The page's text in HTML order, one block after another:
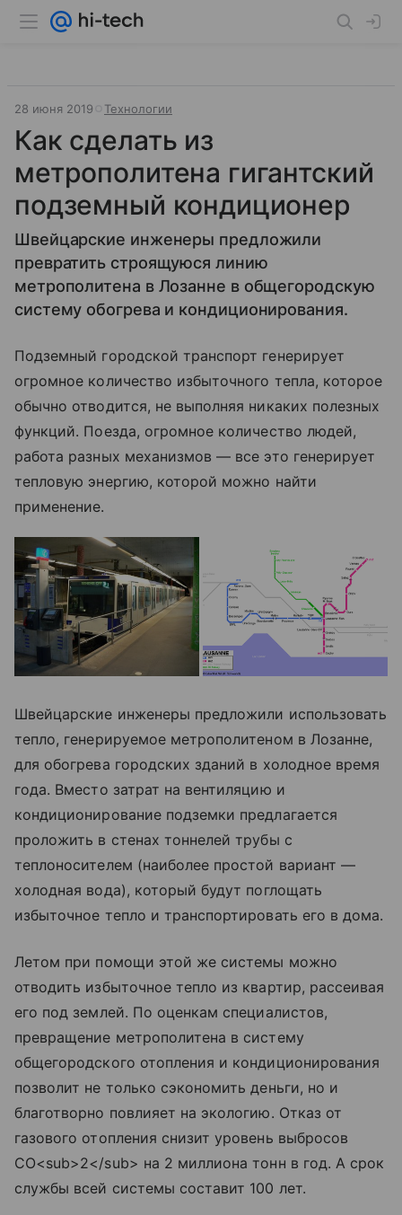
28 июня 2019 Технологии
Как сделать из
метрополитена гигантский
подземный кондиционер
Швейцарские инженеры предложили
превратить строящуюся линию
метрополитена в Лозанне в общегородскую
систему обогрева и кондиционирования.
Подземный городской транспорт генерирует
огромное количество избыточного тепла, которое
обычно отводится, не выполняя никаких полезных
функций. Поезда, огромное количество людей,
работа разных механизмов — все это генерирует
тепловую энергию, которой можно найти
применение.
Швейцарские инженеры предложили использовать
тепло, генерируемое метрополитеном в Лозанне,
для обогрева городских зданий в холодное время
года. Вместо затрат на вентиляцию и
кондиционирование подземки предлагается
проложить в стенах тоннелей трубы с
теплоносителем (наиболее простой вариант —
холодная вода), который будут поглощать
избыточное тепло и транспортировать его в дома.
Летом при помощи этой же системы можно
отводить избыточное тепло из квартир, рассеивая
его под землей. По оценкам специалистов,
превращение метрополитена в систему
общегородского отопления и кондиционирования
позволит не только сэкономить деньги, но и
благотворно повлияет на экологию. Отказ от
газового отопления снизит уровень выбросов
CO<sub>2</sub> на 2 миллиона тонн в год. А срок
службы всей системы составит 100 лет.